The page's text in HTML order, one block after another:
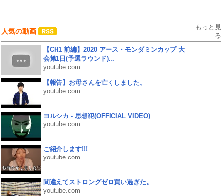
人気の動画
もっと見
る
【CH1 前編】2020 アース・モンダミンカップ 大
会第1日(予選ラウンド)...
youtube.com
【報告】お母さんを亡くしました。
youtube.com
ヨルシカ - 思想犯(OFFICIAL VIDEO)
youtube.com
ご紹介します!!!
youtube.com
間違えてストロングゼロ買い過ぎた。
youtube.com